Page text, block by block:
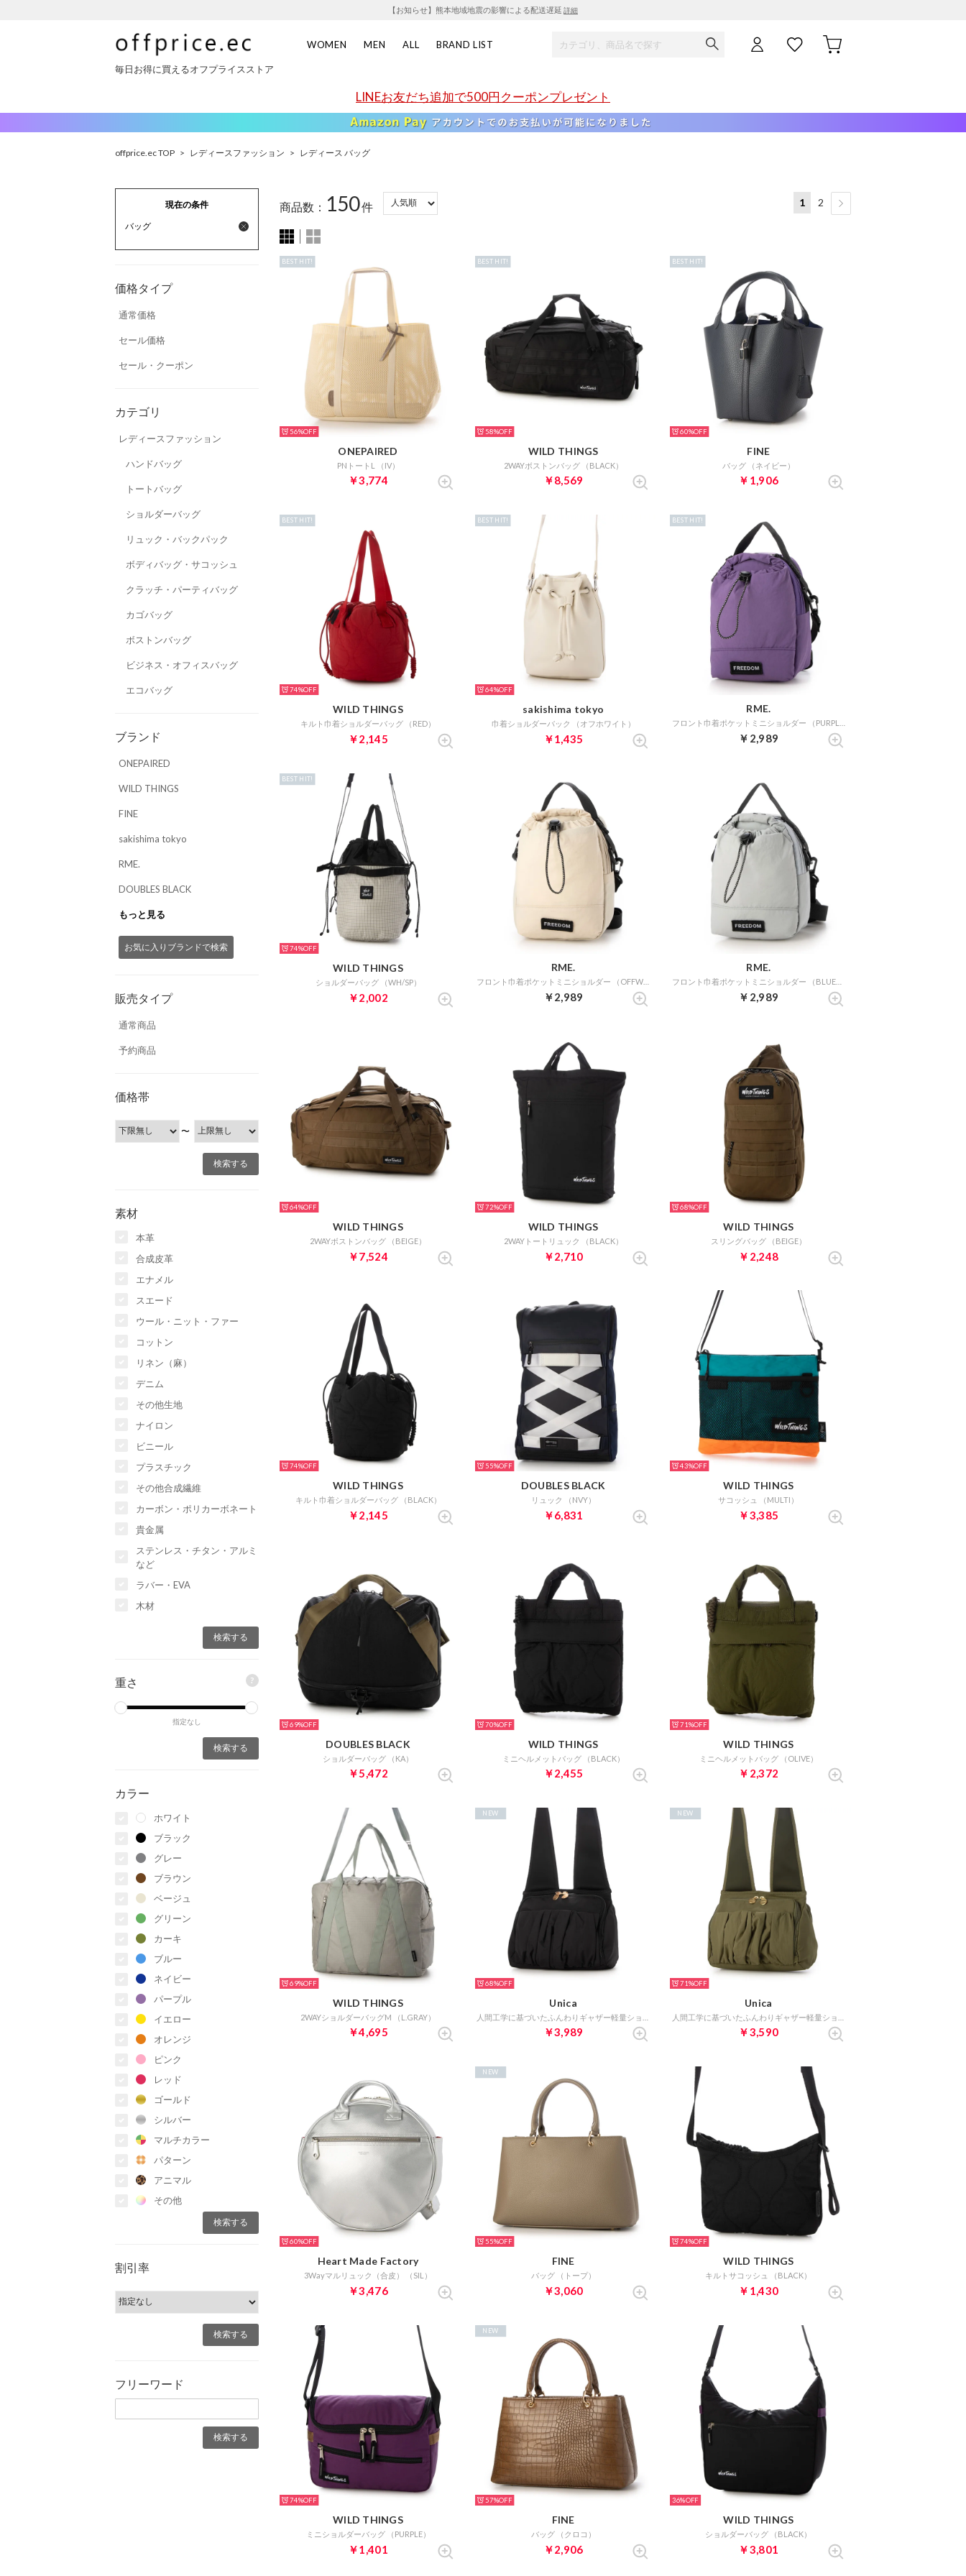
【お知らせ】熊本地域地震の影響による配送遅延 詳細
WOMEN MEN ALL BRAND LIST
毎日お得に買えるオフプライスストア
LINEお友だち追加で500円クーポンプレゼント
offprice.ec TOP > レディースファッション > レディース バッグ
現在の条件
バッグ
価格タイプ
通常価格
セール価格
セール・クーポン
カテゴリ
レディースファッション
ハンドバッグ
トートバッグ
ショルダーバッグ
リュック・バックパック
ボディバッグ・サコッシュ
クラッチ・パーティバッグ
カゴバッグ
ボストンバッグ
ビジネス・オフィスバッグ
エコバッグ
ブランド
ONEPAIRED
WILD THINGS
FINE
sakishima tokyo
RME.
DOUBLES BLACK
もっと見る
お気に入りブランドで検索
販売タイプ
通常商品
予約商品
価格帯
〜
素材
本革
合成皮革
エナメル
スエード
ウール・ニット・ファー
コットン
リネン（麻）
デニム
その他生地
ナイロン
ビニール
プラスチック
その他合成繊維
カーボン・ポリカーボネート
貴金属
ステンレス・チタン・アルミ
など
ラバー・EVA
木材
重さ ?
指定なし
カラー
ホワイト
ブラック
グレー
ブラウン
ベージュ
グリーン
カーキ
ブルー
ネイビー
パープル
イエロー
オレンジ
ピンク
レッド
ゴールド
シルバー
マルチカラー
パターン
アニマル
その他
割引率
フリーワード
商品数： 150件 1 2
BEST HIT!
56%
ONEPAIRED
PNトートL （IV）
￥3,774
BEST HIT!
58%
WILD THINGS
2WAYボストンバッグ （BLACK）
￥8,569
BEST HIT!
60%
FINE
バッグ （ネイビー）
￥1,906
BEST HIT!
74%
WILD THINGS
キルト巾着ショルダーバッグ （RED）
￥2,145
BEST HIT!
64%
sakishima tokyo
巾着ショルダーバック （オフホワイト）
￥1,435
BEST HIT!
RME.
￥2,989
BEST HIT!
74%
WILD THINGS
ショルダーバッグ （WH/SP）
￥2,002
RME.
￥2,989
RME.
フロント巾着ポケットミニショルダー （BLUEGRAY）
￥2,989
64%
WILD THINGS
2WAYボストンバッグ （BEIGE）
￥7,524
72%
WILD THINGS
2WAYトートリュック （BLACK）
￥2,710
68%
WILD THINGS
スリングバッグ （BEIGE）
￥2,248
74%
WILD THINGS
キルト巾着ショルダーバッグ （BLACK）
￥2,145
55%
DOUBLES BLACK
リュック （NVY）
￥6,831
43%
WILD THINGS
サコッシュ （MULTI）
￥3,385
69%
DOUBLES BLACK
ショルダーバッグ （KA）
￥5,472
70%
WILD THINGS
ミニヘルメットバッグ （BLACK）
￥2,455
71%
WILD THINGS
ミニヘルメットバッグ （OLIVE）
￥2,372
69%
WILD THINGS
2WAYショルダーバッグM （L.GRAY）
￥4,695
NEW
68%
Unica
￥3,989
NEW
71%
Unica
￥3,590
60%
Heart Made Factory
3Wayマルリュック（合皮） （SIL）
￥3,476
NEW
55%
FINE
バッグ （トープ）
￥3,060
74%
WILD THINGS
キルトサコッシュ （BLACK）
￥1,430
74%
WILD THINGS
ミニショルダーバッグ （PURPLE）
￥1,401
NEW
57%
FINE
バッグ （クロコ）
￥2,906
36%
WILD THINGS
ショルダーバッグ （BLACK）
￥3,801